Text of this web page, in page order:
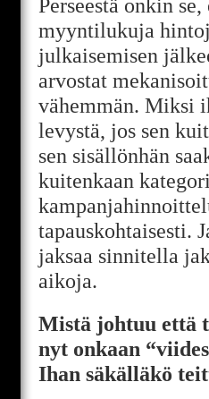
Perseestä onkin
myyntilukuja
julkaisemisen
arvostat
vähemmän. Miksi
levystä, jos sen
sen sisällönhän
kuitenkaan
tapauskohtaisesti.
jaksaa sinnitella
aikoja.
Mistä johtuu että
nyt onkaan
Ihan säkälläkö